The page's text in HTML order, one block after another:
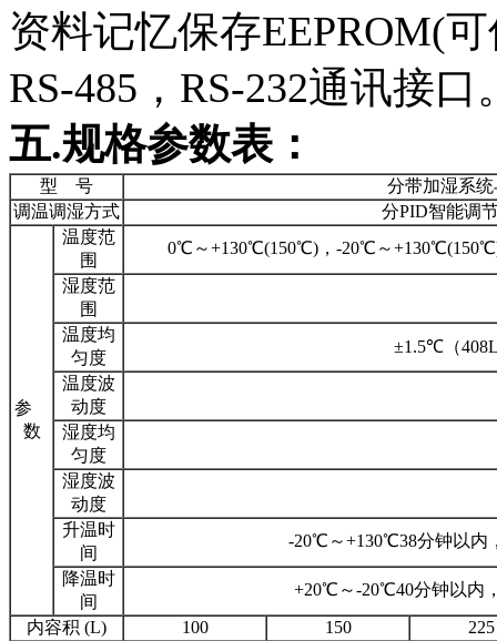
资料记忆保存EEPROM(
RS-485，RS-232通讯接口
五.规格参数表：
型 号
分带加湿系
调温调湿方式
分PID智能调
参
数
温度范
围
0℃～+130℃(150℃)，-20℃～
湿度范
围
温度均
匀度
±1.5℃（
温度波
动度
湿度均
匀度
湿度波
动度
升温时
间
-20℃～+130℃38分钟以内
降温时
间
+20℃～-20℃40分钟以内
内容积 (L)
100 150
225